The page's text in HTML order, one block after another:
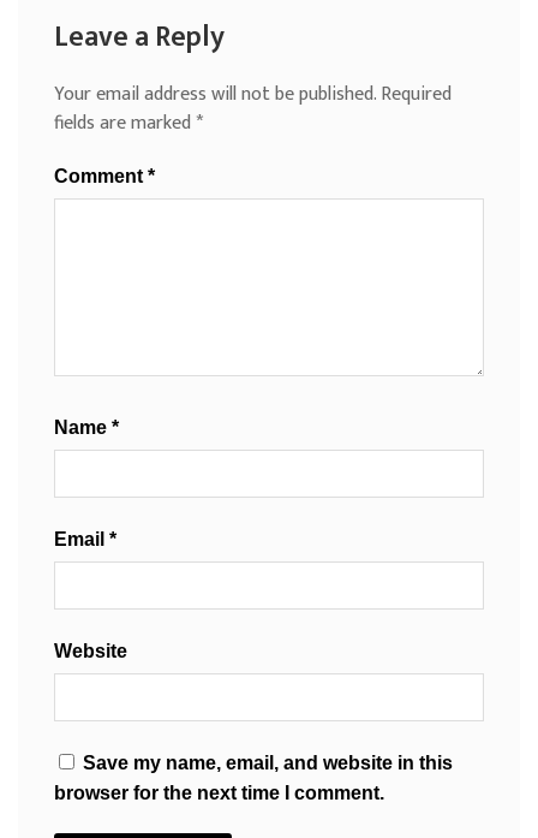
Leave a Reply
Your email address will not be published.Required
fields are marked*
Comment *
Name *
Email *
Website
Save my name, email, and website in this
browser for the next time I comment.